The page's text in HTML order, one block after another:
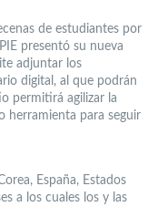
de estudiantes por
presentó su nueva
adjuntar los
digital, al que podrán
permitirá agilizar la
herramienta para seguir
España, Estados
a los cuales los y las